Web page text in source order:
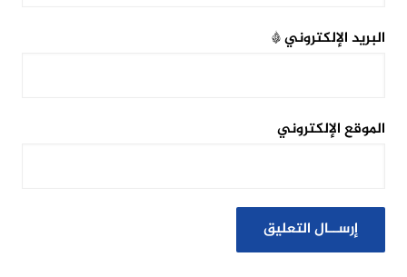
البريد الإلكتروني*
الموقع الإلكتروني